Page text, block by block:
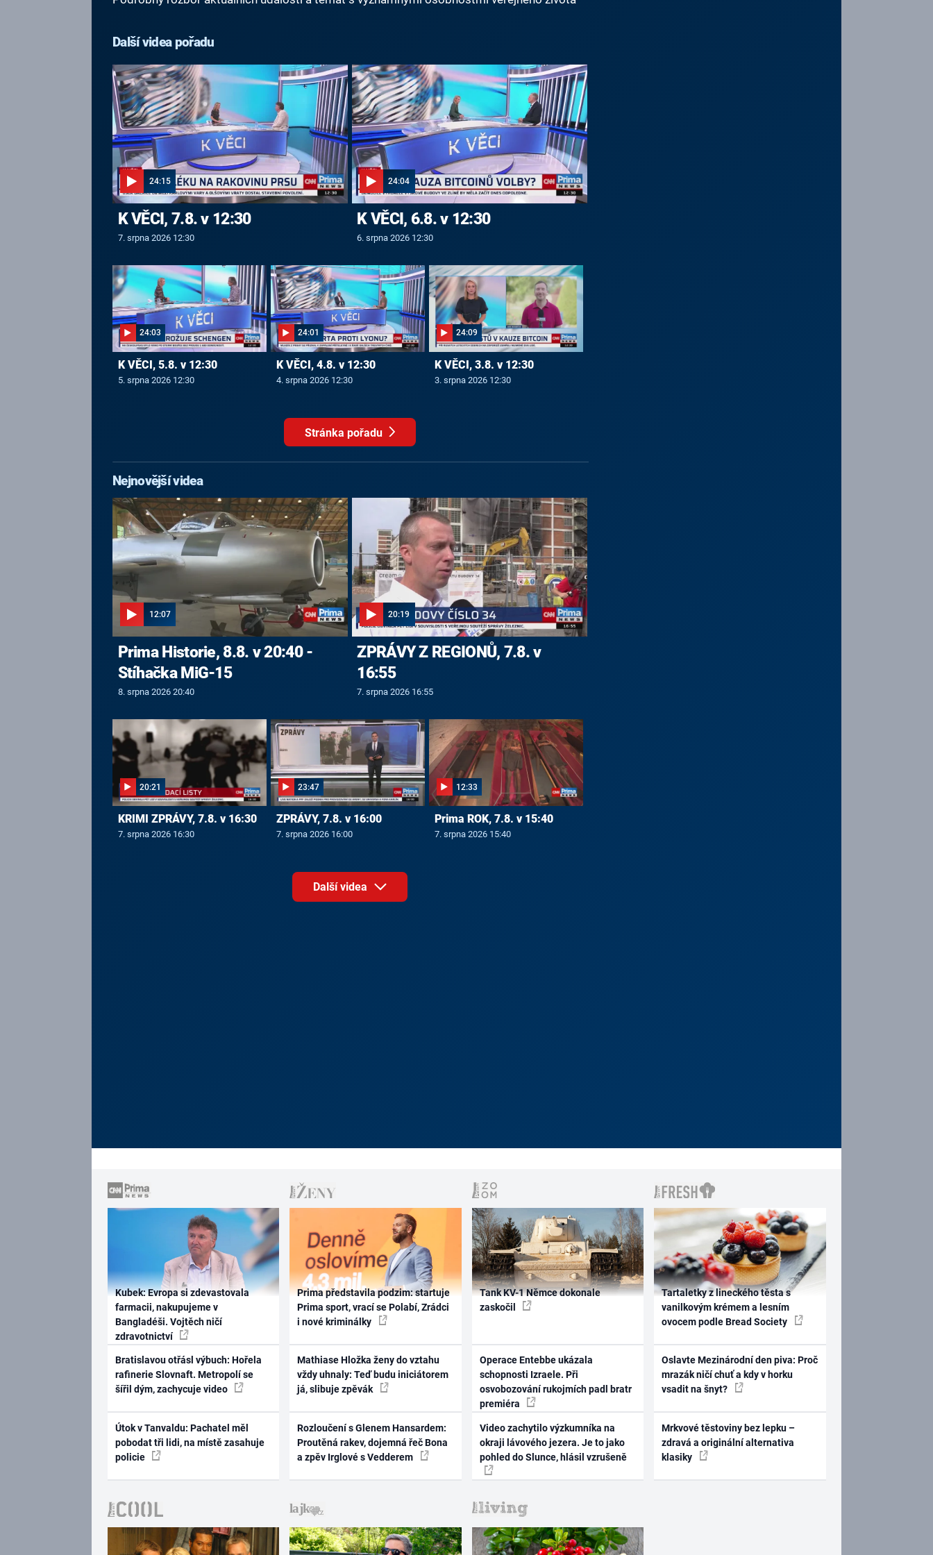
Další videa pořadu
24:15
K VĚCI, 7.8. v 12:30
7. srpna 2026 12:30
24:04
K VĚCI, 6.8. v 12:30
6. srpna 2026 12:30
24:03
K VĚCI, 5.8. v 12:30
5. srpna 2026 12:30
24:01
K VĚCI, 4.8. v 12:30
4. srpna 2026 12:30
24:09
K VĚCI, 3.8. v 12:30
3. srpna 2026 12:30
Stránka pořadu
Nejnovější videa
12:07
Prima Historie, 8.8. v 20:40 -
Stíhačka MiG-15
8. srpna 2026 20:40
20:19
ZPRÁVY Z REGIONŮ, 7.8. v
16:55
7. srpna 2026 16:55
20:21
KRIMI ZPRÁVY, 7.8. v 16:30
7. srpna 2026 16:30
23:47
ZPRÁVY, 7.8. v 16:00
7. srpna 2026 16:00
12:33
Prima ROK, 7.8. v 15:40
7. srpna 2026 15:40
Další videa
Kubek: Evropa si zdevastovala
farmacii, nakupujeme v
Bangladéši. Vojtěch ničí
zdravotnictví
Bratislavou otřásl výbuch: Hořela
rafinerie Slovnaft. Metropolí se
šířil dým, zachycuje video
Útok v Tanvaldu: Pachatel měl
pobodat tři lidi, na místě zasahuje
policie
Prima představila podzim: startuje
Prima sport, vrací se Polabí, Zrádci
i nové kriminálky
Mathiase Hložka ženy do vztahu
vždy uhnaly: Teď budu iniciátorem
já, slibuje zpěvák
Rozloučení s Glenem Hansardem:
Proutěná rakev, dojemná řeč Bona
a zpěv Irglové s Vedderem
Tank KV-1 Němce dokonale
zaskočil
Operace Entebbe ukázala
schopnosti Izraele. Při
osvobozování rukojmích padl bratr
premiéra
Video zachytilo výzkumníka na
okraji lávového jezera. Je to jako
pohled do Slunce, hlásil vzrušeně
Tartaletky z lineckého těsta s
vanilkovým krémem a lesním
ovocem podle Bread Society
Oslavte Mezinárodní den piva: Proč
mrazák ničí chuť a kdy v horku
vsadit na šnyt?
Mrkvové těstoviny bez lepku –
zdravá a originální alternativa
klasiky